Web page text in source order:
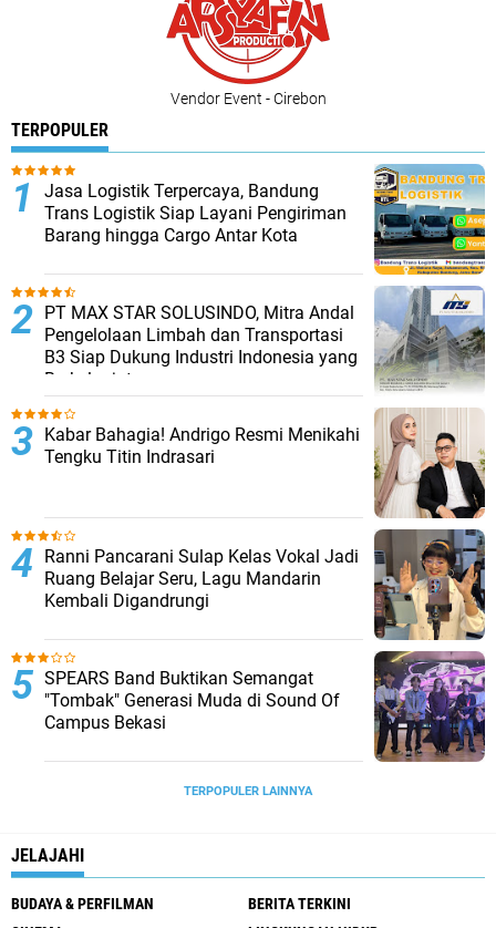
Vendor Event - Cirebon
TERPOPULER
Jasa Logistik Terpercaya, Bandung
Trans Logistik Siap Layani Pengiriman
Barang hingga Cargo Antar Kota
PT MAX STAR SOLUSINDO, Mitra Andal
Pengelolaan Limbah dan Transportasi
B3 Siap Dukung Industri Indonesia yang
Berkelanjutan
Kabar Bahagia! Andrigo Resmi Menikahi
Tengku Titin Indrasari
Ranni Pancarani Sulap Kelas Vokal Jadi
Ruang Belajar Seru, Lagu Mandarin
Kembali Digandrungi
SPEARS Band Buktikan Semangat
"Tombak" Generasi Muda di Sound Of
Campus Bekasi
TERPOPULER LAINNYA
JELAJAHI
BUDAYA & PERFILMAN
BERITA TERKINI